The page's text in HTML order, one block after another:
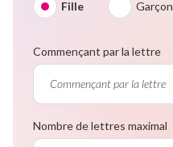
Fille Garçon
Commençant par la lettre
Nombre de lettres maximal